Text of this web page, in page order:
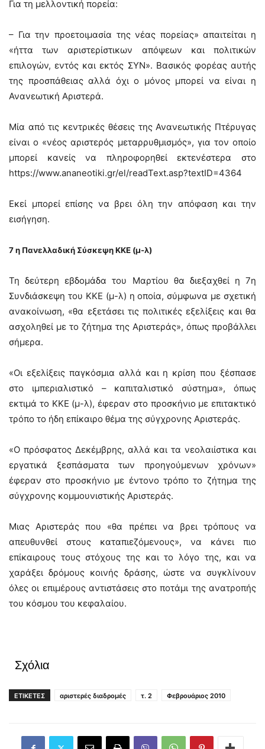
Για τη μελλοντική πορεία:
– Για την προετοιμασία της νέας πορείας» απαιτείται η
«ήττα των αριστερίστικων απόψεων και πολιτικών
επιλογών, εντός και εκτός ΣΥΝ». Βασικός φορέας αυτής
της προσπάθειας αλλά όχι ο μόνος μπορεί να είναι η
Ανανεωτική Αριστερά.
Μία από τις κεντρικές θέσεις της Ανανεωτικής Πτέρυγας
είναι ο «νέος αριστερός μεταρρυθμισμός», για τον οποίο
μπορεί κανείς να πληροφορηθεί εκτενέστερα στο
https://www.ananeotiki.gr/el/readText.asp?textID=4364
Εκεί μπορεί επίσης να βρει όλη την απόφαση και την
εισήγηση.
7 η Πανελλαδική Σύσκεψη ΚΚΕ (μ-λ)
Τη δεύτερη εβδομάδα του Μαρτίου θα διεξαχθεί η 7η
Συνδιάσκεψη του ΚΚΕ (μ-λ) η οποία, σύμφωνα με σχετική
ανακοίνωση, «θα εξετάσει τις πολιτικές εξελίξεις και θα
ασχοληθεί με το ζήτημα της Αριστεράς», όπως προβάλλει
σήμερα.
«Οι εξελίξεις παγκόσμια αλλά και η κρίση που ξέσπασε
στο ιμπεριαλιστικό – καπιταλιστικό σύστημα», όπως
εκτιμά το ΚΚΕ (μ-λ), έφεραν στο προσκήνιο με επιτακτικό
τρόπο το ήδη επίκαιρο θέμα της σύγχρονης Αριστεράς.
«Ο πρόσφατος Δεκέμβρης, αλλά και τα νεολαιίστικα και
εργατικά ξεσπάσματα των προηγούμενων χρόνων»
έφεραν στο προσκήνιο με έντονο τρόπο το ζήτημα της
σύγχρονης κομμουνιστικής Αριστεράς.
Μιας Αριστεράς που «θα πρέπει να βρει τρόπους να
απευθυνθεί στους καταπιεζόμενους», να κάνει πιο
επίκαιρους τους στόχους της και το λόγο της, και να
χαράξει δρόμους κοινής δράσης, ώστε να συγκλίνουν
όλες οι επιμέρους αντιστάσεις στο ποτάμι της ανατροπής
του κόσμου του κεφαλαίου.
Σχόλια
ΕΤΙΚΕΤΕΣ αριστερές διαδρομές τ. 2 Φεβρουάριος 2010